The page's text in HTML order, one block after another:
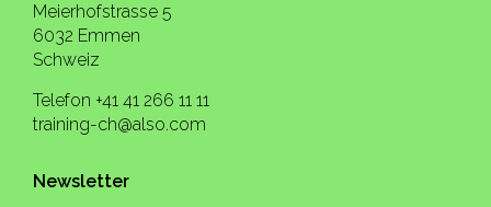
Meierhofstrasse 5
6032 Emmen
Schweiz
Telefon +41 41 266 11 11
training-ch@also.com
Newsletter